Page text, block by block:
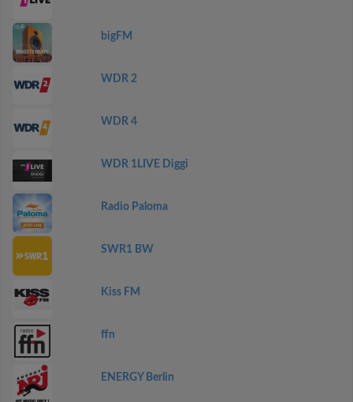
bigFM
WDR 2
WDR 4
WDR 1LIVE Diggi
Radio Paloma
SWR1 BW
Kiss FM
ffn
ENERGY Berlin